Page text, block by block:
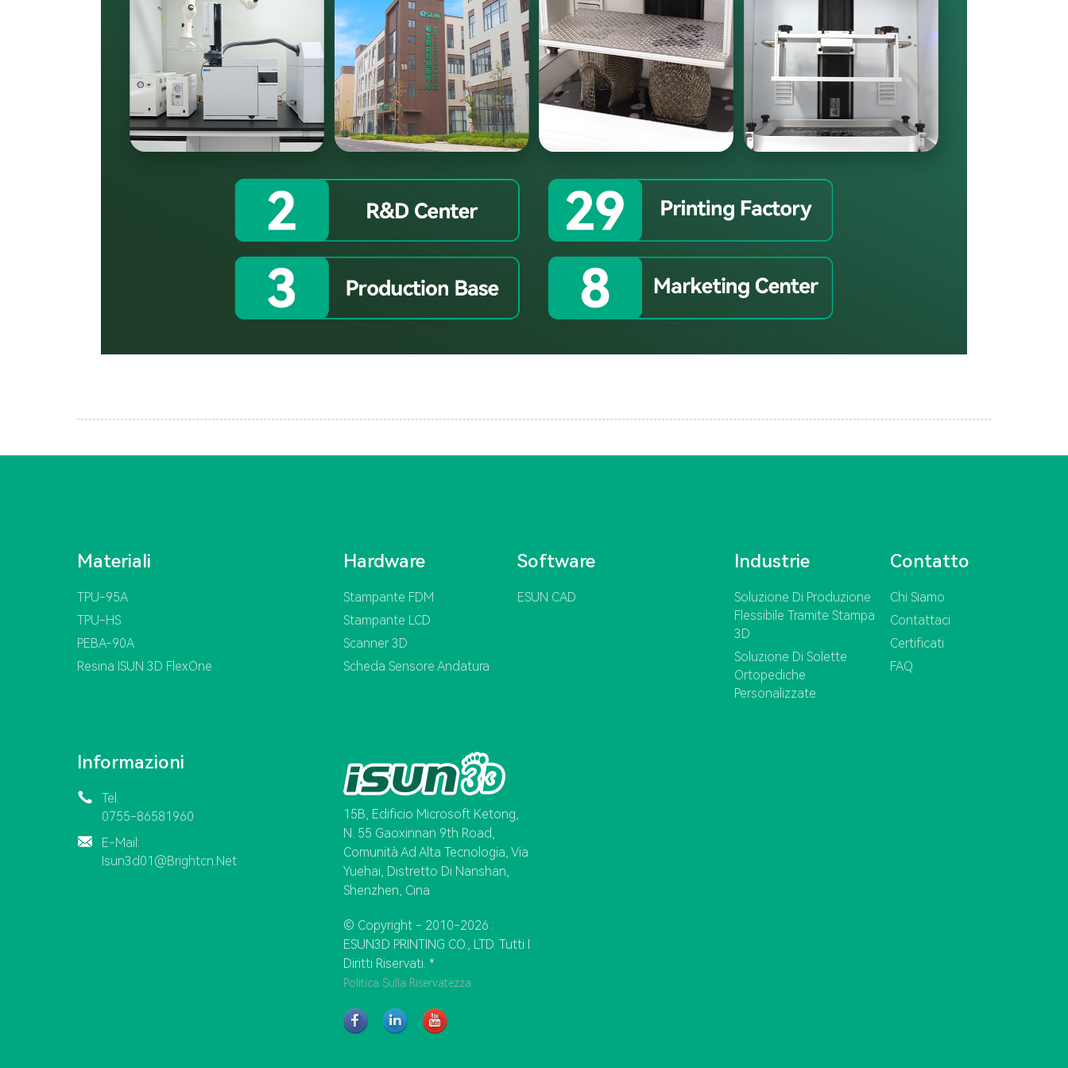
Materiali
TPU-95A
TPU-HS
PEBA-90A
Resina ISUN 3D FlexOne
Hardware
Stampante FDM
Stampante LCD
Scanner 3D
Scheda Sensore Andatura
Software
ESUN CAD
Industrie
Soluzione Di Produzione
Flessibile Tramite Stampa
3D
Soluzione Di Solette
Ortopediche
Personalizzate
Contatto
Chi Siamo
Contattaci
Certificati
FAQ
Informazioni
Tel.
0755-86581960
E-Mail:
Isun3d01@brightcn.net
15B, Edificio Microsoft Ketong,
N. 55 Gaoxinnan 9th Road,
Comunità Ad Alta Tecnologia, Via
Yuehai, Distretto Di Nanshan,
Shenzhen, Cina
© Copyright - 2010-2026 :
ESUN3D PRINTING CO., LTD. Tutti I
Diritti Riservati. *
Politica Sulla Riservatezza